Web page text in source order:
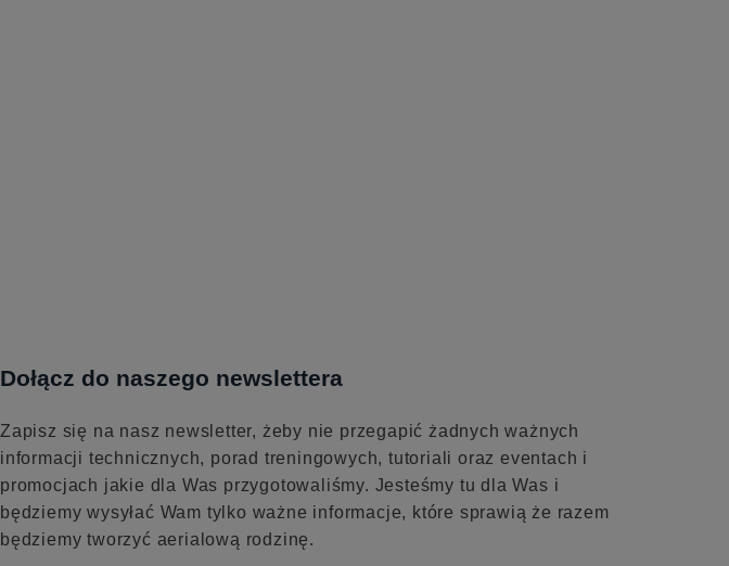
Dołącz do naszego newslettera
Zapisz się na nasz newsletter, żeby nie przegapić żadnych ważnych
informacji technicznych, porad treningowych, tutoriali oraz eventach i
promocjach jakie dla Was przygotowaliśmy. Jesteśmy tu dla Was i
będziemy wysyłać Wam tylko ważne informacje, które sprawią że razem
będziemy tworzyć aerialową rodzinę.